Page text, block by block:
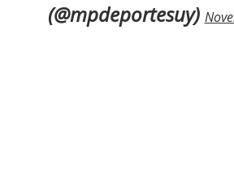
(@mpdeportesuy)